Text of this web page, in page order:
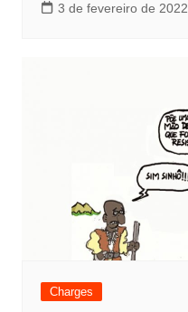
3 de fevereiro de 2022
Charges